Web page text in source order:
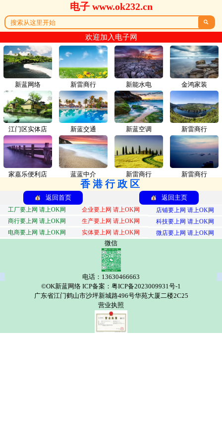
电子 www.ok232.cn

欢迎加入电子网
新蓝网络 新雷商行
江门区实体店 新蓝交通
家嘉乐便利店 蓝蓝中介
新能水电 金鸿家装
新蓝空调 新雷商行
新雷商行 新雷商行
香港行政区
返回首页 返回主页
工厂要上网 请上OK网 企业要上网 请上OK网
店铺要上网 请上OK网
商行要上网 请上OK网
生产要上网 请上OK网
科技要上网 请上OK网
电商要上网 请上OK网
实体要上网 请上OK网 微店要上网 请上OK网
微信
电话：13630466663
©OK新蓝网络 ICP备案：粤ICP备2023009931号-1
广东省江门鹤山市沙坪新城路496号华苑大厦二楼2C25
营业执照